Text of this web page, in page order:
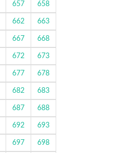
657 658
662 663
667 668
672 673
677 678
682 683
687 688
692 693
697 698